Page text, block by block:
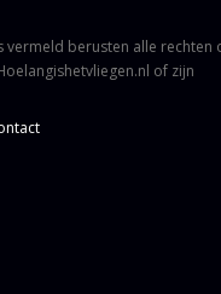
vermeld berusten alle rechten
of zijn